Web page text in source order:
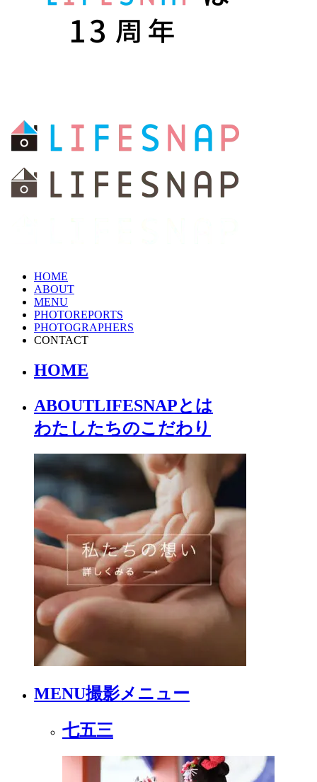
HOME
ABOUT
MENU
PHOTOREPORTS
PHOTOGRAPHERS
CONTACT
HOME
ABOUTLIFESNAPとは
わたしたちのこだわり
MENU撮影メニュー
七五三